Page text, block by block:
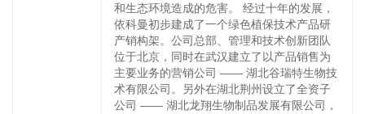
和生态环境造成的危害。 经过十年的发展，
依科曼初步建成了一个绿色植保技术产品研
产销构架。公司总部、管理和技术创新团队
位于北京，同时在武汉建立了以产品销售为
主要业务的营销公司 —— 湖北谷瑞特生物技
术有限公司。另外在湖北荆州设立了全资子
公司 —— 湖北龙翔生物制品发展有限公司，